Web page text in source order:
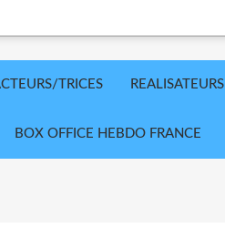
TRICES REALISATEURS
BOX OFFICE HEBDO FRANCE